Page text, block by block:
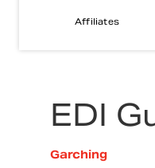
Affiliates
EDI
Garching